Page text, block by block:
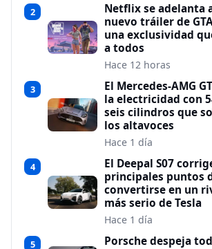
2
Netflix se adelanta
nuevo tráiler de
una exclusividad
a todos
Hace 12 horas
3
El Mercedes-AMG
la electricidad con
seis cilindros que
los altavoces
Hace 1 día
4
El Deepal S07
principales puntos
convertirse en un
más serio de Tesla
Hace 1 día
5
Porsche despeja